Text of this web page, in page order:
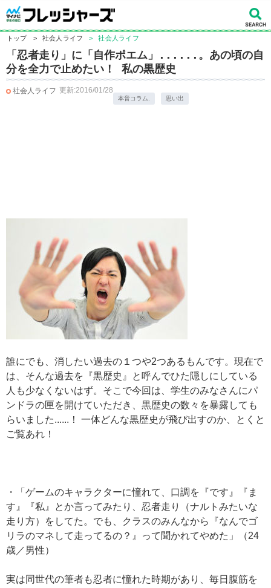
トップ > 社会人ライフ > 社会人ライフ
「忍者走り」に「自作ポエム」......。あの頃の自
分を全力で止めたい！ 私の黒歴史
社会人ライフ 更新:2016/01/28
本音コラム. 思い出
誰にでも、消したい過去の１つや2つあるもんです。現在で
は、そんな過去を『黒歴史』と呼んでひた隠しにしている
人も少なくないはず。そこで今回は、学生のみなさんにパ
ンドラの匣を開けていただき、黒歴史の数々を暴露しても
らいました......！ 一体どんな黒歴史が飛び出すのか、とくと
ご覧あれ！
・「ゲームのキャラクターに憧れて、口調を『です』『ま
す』『私』とか言ってみたり、忍者走り（ナルトみたいな
走り方）をしてた。でも、クラスのみんなから『なんでゴ
リラのマネして走ってるの？』って聞かれてやめた」（24
歳／男性）
実は同世代の筆者も忍者に憧れた時期があり、毎日腹筋を